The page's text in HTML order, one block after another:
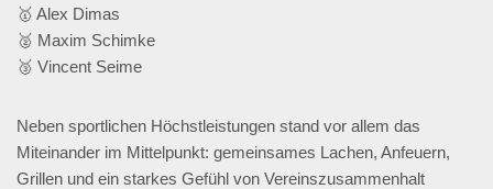
🥇 Alex Dimas
🥈 Maxim Schimke
🥉 Vincent Seime
Neben sportlichen Höchstleistungen stand vor allem das
Miteinander im Mittelpunkt: gemeinsames Lachen, Anfeuern,
Grillen und ein starkes Gefühl von Vereinszusammenhalt